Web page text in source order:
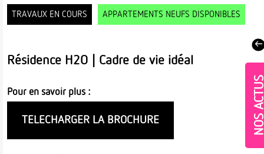
TRAVAUX EN COURS APPARTEMENTS NEUFS DISPONIBLES
Résidence H2O | Cadre de vie idéal
Pour en savoir plus :
TELECHARGER LA BROCHURE NOS